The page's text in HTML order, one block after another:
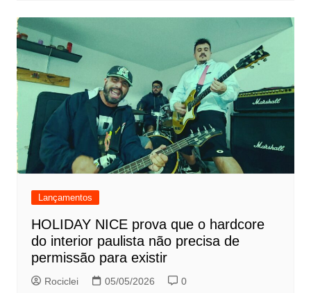
Lançamentos
HOLIDAY NICE prova que o hardcore
do interior paulista não precisa de
permissão para existir
Rociclei 05/05/2026 0